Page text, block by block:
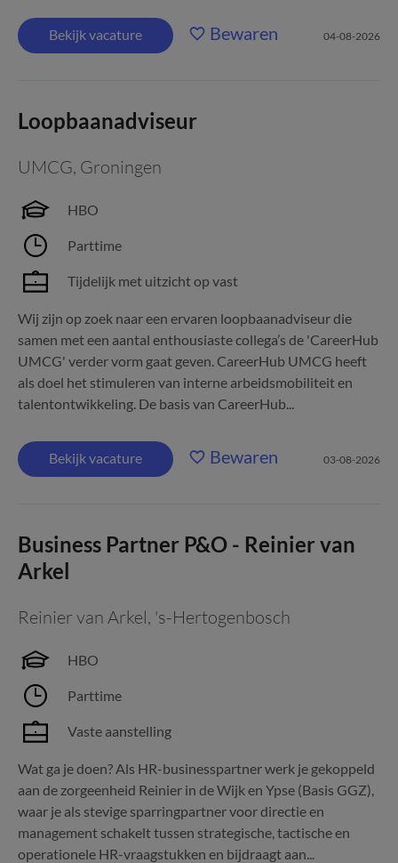
Bekijk vacature Bewaren 04-08-2026
Loopbaanadviseur
UMCG, Groningen
HBO
Parttime
Tijdelijk met uitzicht op vast
Wij zijn op zoek naar een ervaren loopbaanadviseur die
samen met een aantal enthousiaste collega’s de 'CareerHub
UMCG' verder vorm gaat geven. CareerHub UMCG heeft
als doel het stimuleren van interne arbeidsmobiliteit en
talentontwikkeling. De basis van CareerHub...
Bekijk vacature Bewaren 03-08-2026
Business Partner P&O - Reinier van
Arkel
Reinier van Arkel, 's-Hertogenbosch
HBO
Parttime
Vaste aanstelling
Wat ga je doen? Als HR-businesspartner werk je gekoppeld
aan de zorgeenheid Reinier in de Wijk en Ypse (Basis GGZ),
waar je als stevige sparringpartner voor directie en
management schakelt tussen strategische, tactische en
operationele HR-vraagstukken en bijdraagt aan...